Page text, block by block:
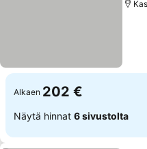
Alkaen 202 €
Näytä hinnat 6 sivustolta